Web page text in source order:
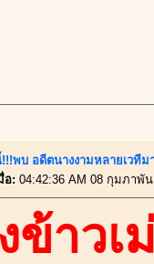
พบ อดีตนางงามหลายเวที
อ: 04:42:36 AM 08 กุมภาพั
ข้าวเ